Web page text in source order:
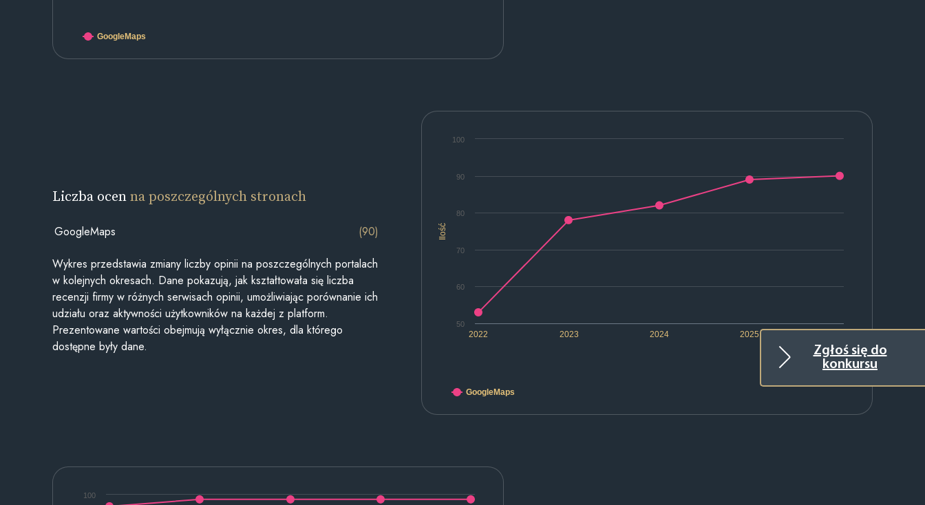
Zgłoś się do
konkursu
GoogleMaps
Ilość
2022 2023 2024 2025
50
60
70
80
90
100
GoogleMaps
Liczba ocenna poszczególnych stronach
GoogleMaps (90)
Wykres przedstawia zmiany liczby opinii na poszczególnych portalach
w kolejnych okresach. Dane pokazują, jak kształtowała się liczba
recenzji firmy w różnych serwisach opinii, umożliwiając porównanie ich
udziału oraz aktywności użytkowników na każdej z platform.
Prezentowane wartości obejmują wyłącznie okres, dla którego
dostępne były dane.
100